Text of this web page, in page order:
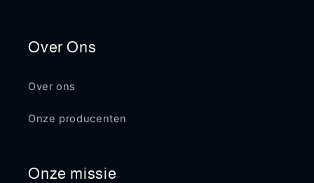
Over Ons
Over ons
Onze producenten
Onze missie